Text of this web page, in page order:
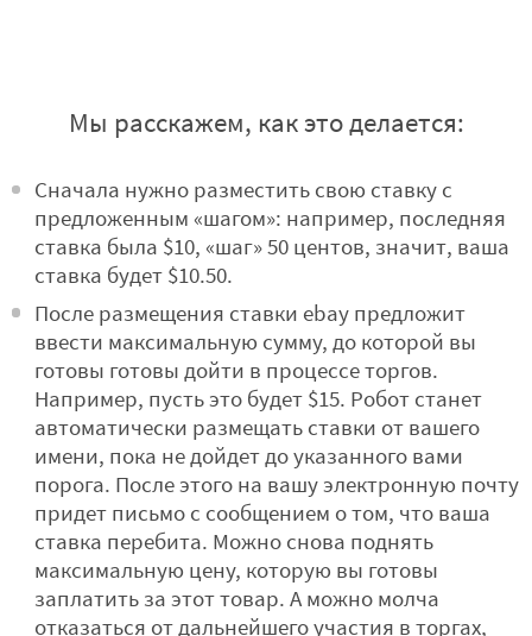
Мы расскажем, как это делается:
Сначала нужно разместить свою ставку с
предложенным «шагом»: например, последняя
ставка была $10, «шаг» 50 центов, значит, ваша
ставка будет $10.50.
После размещения ставки ebay предложит
ввести максимальную сумму, до которой вы
готовы готовы дойти в процессе торгов.
Например, пусть это будет $15. Робот станет
автоматически размещать ставки от вашего
имени, пока не дойдет до указанного вами
порога. После этого на вашу электронную почту
придет письмо с сообщением о том, что ваша
ставка перебита. Можно снова поднять
максимальную цену, которую вы готовы
заплатить за этот товар. А можно молча
отказаться от дальнейшего участия в торгах,